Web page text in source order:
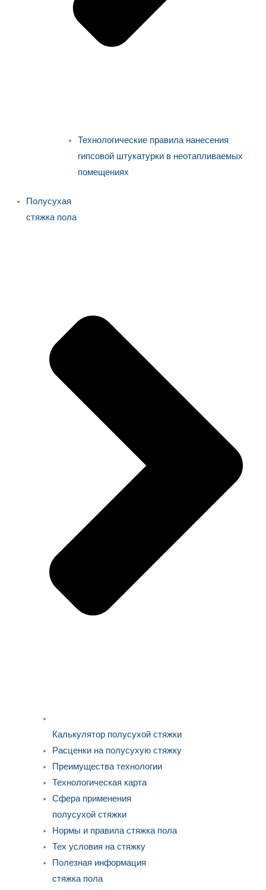
Технологические правила нанесения
гипсовой штукатурки в неотапливаемых
помещениях
Полусухая
стяжка пола
Калькулятор полусухой стяжки
Расценки на полусухую стяжку
Преимущества технологии
Технологическая карта
Сфера применения
полусухой стяжки
Нормы и правила стяжка пола
Тех условия на стяжку
Полезная информация
стяжка пола